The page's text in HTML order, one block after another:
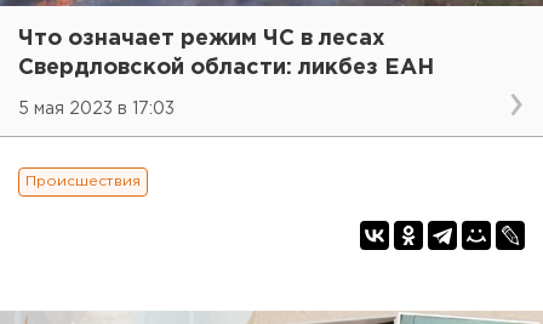
Что означает режим ЧС в лесах
Свердловской области: ликбез ЕАН
5 мая 2023 в 17:03
Происшествия